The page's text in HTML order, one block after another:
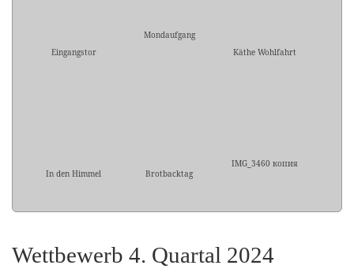
Eingangstor
Mondaufgang
Käthe Wohlfahrt
In den Himmel Brotbacktag
IMG_3460 копия
Wettbewerb 4. Quartal 2024